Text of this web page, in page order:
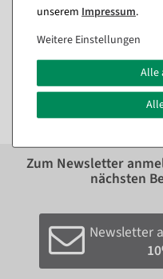
Sofort versandfähig.
18,98 €
10,65 €
8,95 EUR zzgl. ges. MwSt.
Zum Newsletter
nächsten
Newsletter
unserem Impressum.
Weitere Einstellungen
Alle